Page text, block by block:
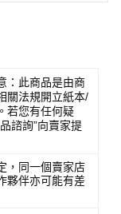
：此商品是由商
關法規開立紙本/
若您有任何疑
諮詢”向賣家提
，同一個賣家店
夥伴亦可能有差